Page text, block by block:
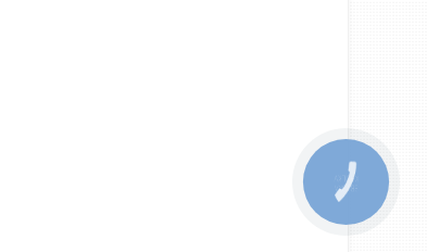
КНОПКА
ЗВ'ЯЗКУ